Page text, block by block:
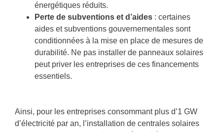
énergétiques réduits.
Perte de subventions et d’aides : certaines
aides et subventions gouvernementales sont
conditionnées à la mise en place de mesures de
durabilité. Ne pas installer de panneaux solaires
peut priver les entreprises de ces financements
essentiels.
Ainsi, pour les entreprises consommant plus d’1 GW
d’électricité par an, l’installation de centrales solaires